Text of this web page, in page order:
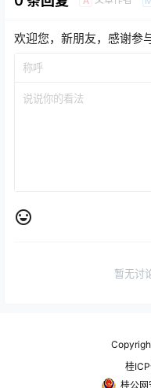
欢迎您，新朋友，感谢参
暂无讨
桂
桂公